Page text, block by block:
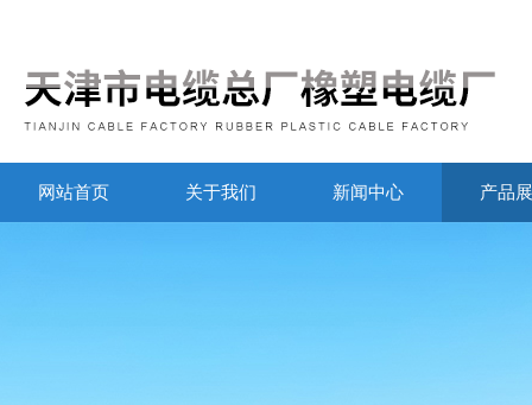
网站首页 关于我们 新闻中心 产品